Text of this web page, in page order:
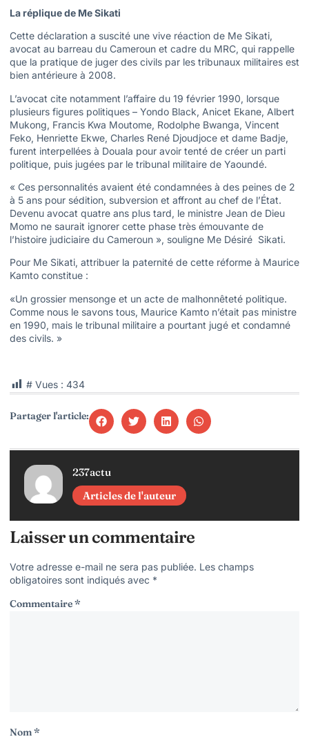
La réplique de Me Sikati
Cette déclaration a suscité une vive réaction de Me Sikati,
avocat au barreau du Cameroun et cadre du MRC, qui rappelle
que la pratique de juger des civils par les tribunaux militaires est
bien antérieure à 2008.
L’avocat cite notamment l’affaire du 19 février 1990, lorsque
plusieurs figures politiques – Yondo Black, Anicet Ekane, Albert
Mukong, Francis Kwa Moutome, Rodolphe Bwanga, Vincent
Feko, Henriette Ekwe, Charles René Djoudjoce et dame Badje,
furent interpellées à Douala pour avoir tenté de créer un parti
politique, puis jugées par le tribunal militaire de Yaoundé.
« Ces personnalités avaient été condamnées à des peines de 2
à 5 ans pour sédition, subversion et affront au chef de l’État.
Devenu avocat quatre ans plus tard, le ministre Jean de Dieu
Momo ne saurait ignorer cette phase très émouvante de
l’histoire judiciaire du Cameroun », souligne Me Désiré Sikati.
Pour Me Sikati, attribuer la paternité de cette réforme à Maurice
Kamto constitue :
«Un grossier mensonge et un acte de malhonnêteté politique.
Comme nous le savons tous, Maurice Kamto n’était pas ministre
en 1990, mais le tribunal militaire a pourtant jugé et condamné
des civils. »
# Vues : 434
Partager l'article:
237actu
Articles de l'auteur
Laisser un commentaire
Votre adresse e-mail ne sera pas publiée. Les champs
obligatoires sont indiqués avec *
Commentaire*
Nom*